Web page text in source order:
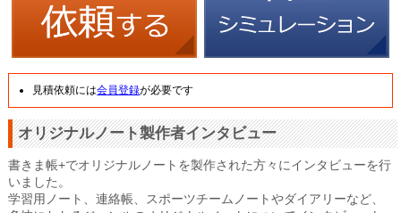
見積依頼には会員登録が必要です
オリジナルノート製作者インタビュー
書きま帳+でオリジナルノートを製作された方々にインタビューを行
いました。
学習用ノート、連絡帳、スポーツチームノートやダイアリーなど、